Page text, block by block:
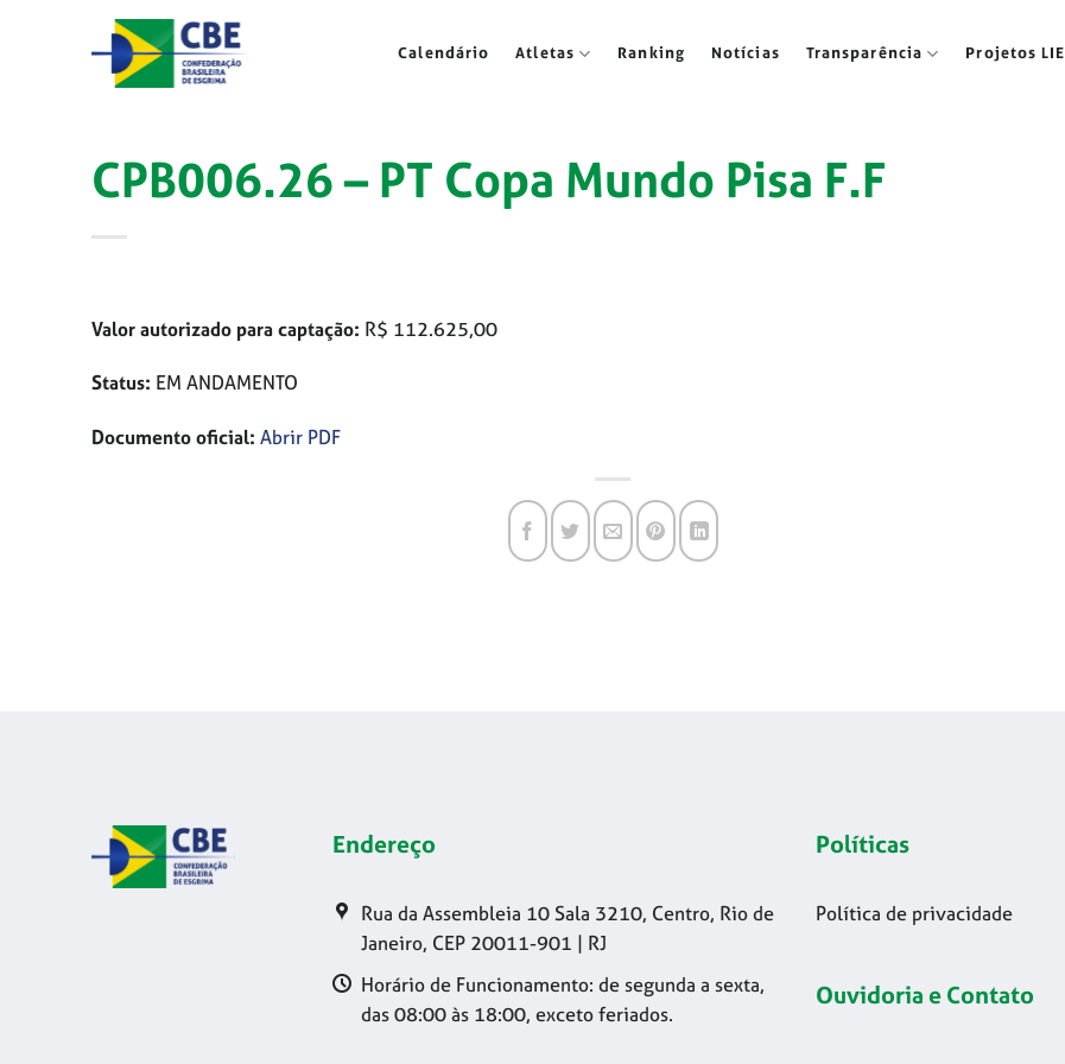
Calendário Atletas Ranking Notícias Transparência Projetos LIE
CPB006.26 – PT Copa Mundo Pisa F.F
Valor autorizado para captação: R$ 112.625,00
Status: EM ANDAMENTO
Documento oficial: Abrir PDF
Endereço
Rua da Assembleia 10 Sala 3210, Centro, Rio de
Janeiro, CEP 20011-901 | RJ
Horário de Funcionamento: de segunda a sexta,
das 08:00 às 18:00, exceto feriados.
Políticas
Política de privacidade
Ouvidoria e Contato